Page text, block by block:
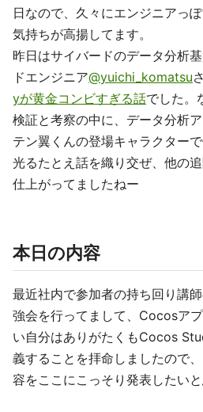
日なので、久々にエンジニアっ
気持ちが高揚してます。
昨日はサイバードのデータ分析
ドエンジニア@yuichi_komatsu
yが黄金コンビすぎる話でした。
検証と考察の中に、データ分析
テン翼くんの登場キャラクター
光るたとえ話を織り交ぜ、他の
仕上がってましたねー
本日の内容
最近社内で参加者の持ち回り講
強会を行ってまして、Cocosア
い自分はありがたくもCocos
義することを拝命しましたので
容をここにこっそり発表したいと